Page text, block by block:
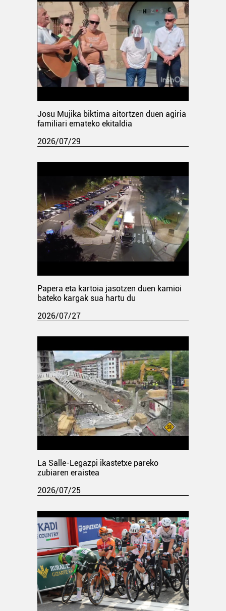
Josu Mujika biktima aitortzen duen agiria
familiari emateko ekitaldia
2026/07/29
Papera eta kartoia jasotzen duen kamioi
bateko kargak sua hartu du
2026/07/27
La Salle-Legazpi ikastetxe pareko
zubiaren eraistea
2026/07/25